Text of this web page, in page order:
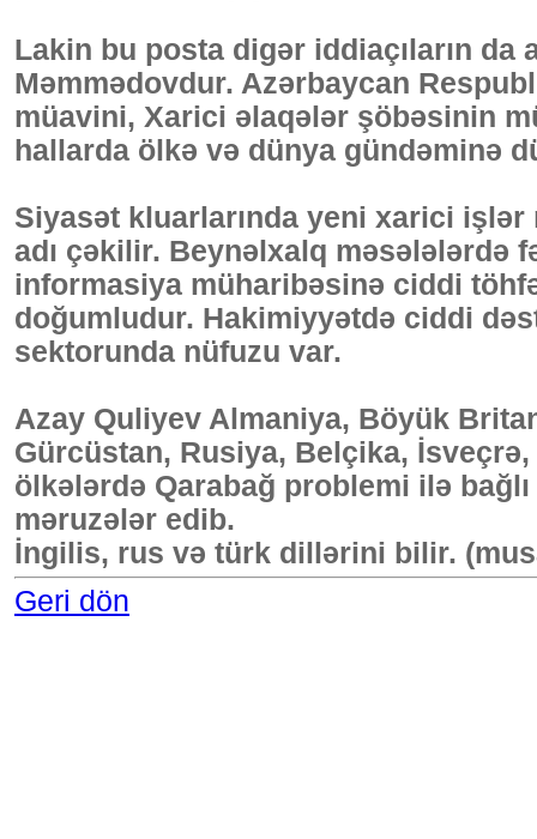
Lakin bu posta digər iddiaçıların
Məmmədovdur. Azərbaycan
müavini, Xarici əlaqələr şöbəsinin
hallarda ölkə və dünya gündəminə
Siyasət kluarlarında yeni xarici
adı çəkilir. Beynəlxalq məsələlərdə
informasiya müharibəsinə ciddi
doğumludur. Hakimiyyətdə ciddi
sektorunda nüfuzu var.
Azay Quliyev Almaniya, Böyük
Gürcüstan, Rusiya, Belçika,
ölkələrdə Qarabağ problemi ilə
məruzələr edib.
İngilis, rus və türk dillərini bilir.
Geri dön